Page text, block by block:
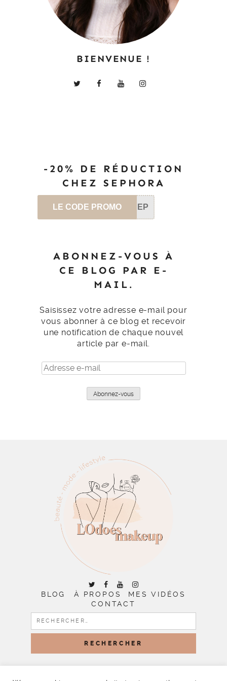
BIENVENUE !
-20% DE RÉDUCTION
CHEZ SEPHORA
LE CODE PROMO SEP
ABONNEZ-VOUS À
CE BLOG PAR E-
MAIL.
Saisissez votre adresse e-mail pour
vous abonner à ce blog et recevoir
une notification de chaque nouvel
article par e-mail.
Adresse
e-
Abonnez-vous
BLOG À PROPOS
MES VIDÉOS
CONTACT
RECHERCHER :